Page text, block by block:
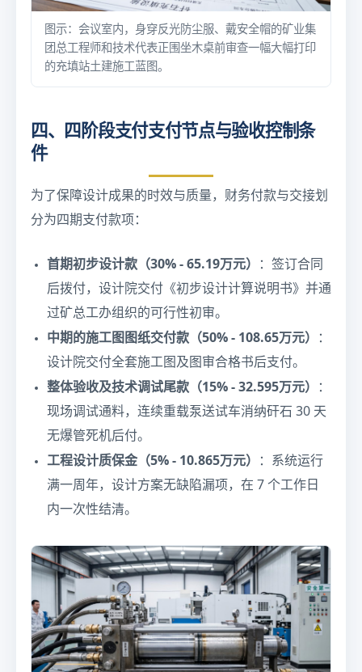
图示：会议室内，身穿反光防尘服、戴安全帽的矿业集
团总工程师和技术代表正围坐木桌前审查一幅大幅打印
的充填站土建施工蓝图。
四、四阶段支付支付节点与验收控制条
件
为了保障设计成果的时效与质量，财务付款与交接划
分为四期支付款项：
首期初步设计款（30% - 65.19万元）
：签订合同
后拨付，设计院交付《初步设计计算说明书》并通
过矿总工办组织的可行性初审。
中期的施工图图纸交付款（50% - 108.65万元）
：
设计院交付全套施工图及图审合格书后支付。
整体验收及技术调试尾款（15% - 32.595万元）
：
现场调试通料，连续重载泵送试车消纳矸石 30 天
无爆管死机后付。
工程设计质保金（5% - 10.865万元）
：系统运行
满一周年，设计方案无缺陷漏项，在 7 个工作日
内一次性结清。